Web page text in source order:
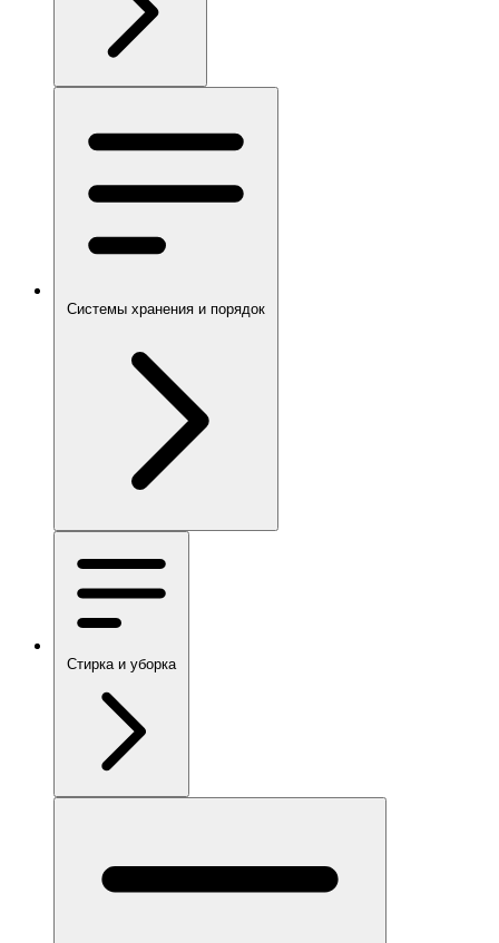
Системы хранения и порядок
Стирка и уборка